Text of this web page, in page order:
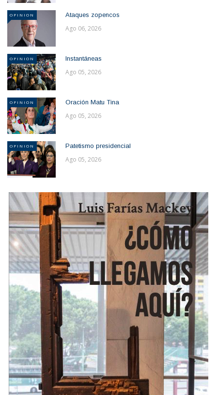
OPINION Ataques zopencos
Ago 06, 2026
OPINION Instantáneas
Ago 05, 2026
OPINION Oración Matu Tina
Ago 05, 2026
OPINION Patetismo presidencial
Ago 05, 2026